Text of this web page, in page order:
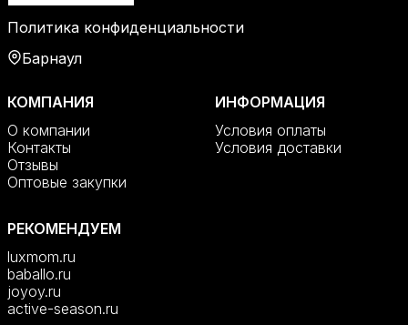
КОМПАНИЯ
О компании
Контакты
Отзывы
Оптовые закупки
ИНФОРМАЦИЯ
Условия оплаты
Условия доставки
РЕКОМЕНДУЕМ
luxmom.ru
baballo.ru
joyoy.ru
active-season.ru
Политика конфиденциальности
Барнаул